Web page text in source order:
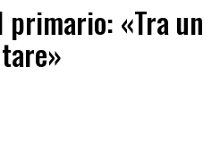
primario: «Tra un